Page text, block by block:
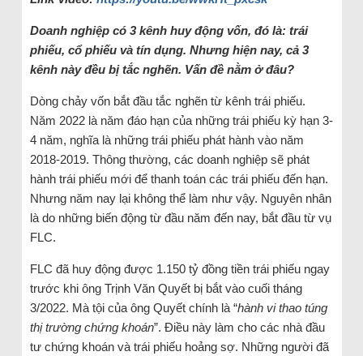
Doanh nghiệp có 3 kênh huy động vốn, đó là: trái
phiếu, cổ phiếu và tín dụng. Nhưng hiện nay, cả 3
kênh này đều bị tắc nghẽn. Vấn đề nằm ở đâu?
Dòng chảy vốn bắt đầu tắc nghẽn từ kênh trái phiếu.
Năm 2022 là năm đáo hạn của những trái phiếu kỳ hạn 3-
4 năm, nghĩa là những trái phiếu phát hành vào năm
2018-2019. Thông thường, các doanh nghiệp sẽ phát
hành trái phiếu mới để thanh toán các trái phiếu đến hạn.
Nhưng năm nay lại không thể làm như vậy. Nguyên nhân
là do những biến động từ đầu năm đến nay, bắt đầu từ vụ
FLC.
FLC đã huy động được 1.150 tỷ đồng tiền trái phiếu ngay
trước khi ông Trịnh Văn Quyết bị bắt vào cuối tháng
3/2022. Mà tội của ông Quyết chính là “hành vi thao túng
thị trường chứng khoán”. Điều này làm cho các nhà đầu
tư chứng khoán và trái phiếu hoảng sợ. Những người đã